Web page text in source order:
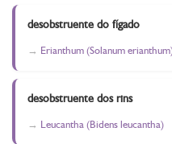
desobstruente do fígado
Erianthum (Solanum
desobstruente dos rins
Leucantha (Bidens leucantha)